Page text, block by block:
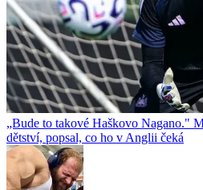
„Bude to takové Haškovo Nagano."
dětství, popsal, co ho v Anglii čeká